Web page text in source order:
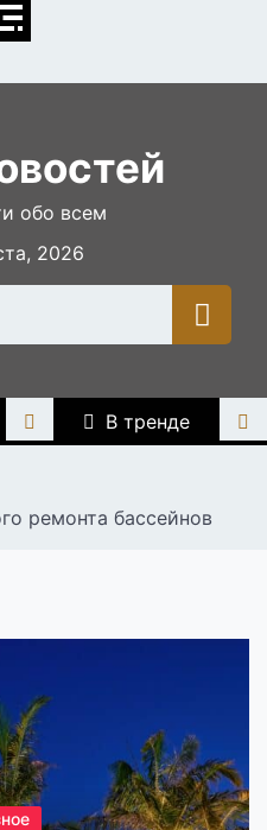
обо всем
2026
В тренде
ремонта бассейнов